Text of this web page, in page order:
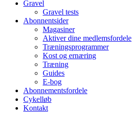
Gravel
Gravel tests
Abonnentsider
Magasiner
Aktiver dine medlemsfordele
Træningsprogrammer
Kost og ernæring
Træning
Guides
E-bog
Abonnementsfordele
Cykelløb
Kontakt